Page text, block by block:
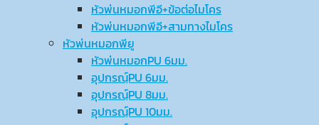
หัวพ่นหมอกพีอี+ข้อต่อไมโคร
หัวพ่นหมอกพีอี+สามทางไมโคร
หัวพ่นหมอกพียู
หัวพ่นหมอกPU 6มม.
อุปกรณ์ฺPU 6มม.
อุปกรณ์ฺPU 8มม.
อุปกรณ์ฺPU 10มม.